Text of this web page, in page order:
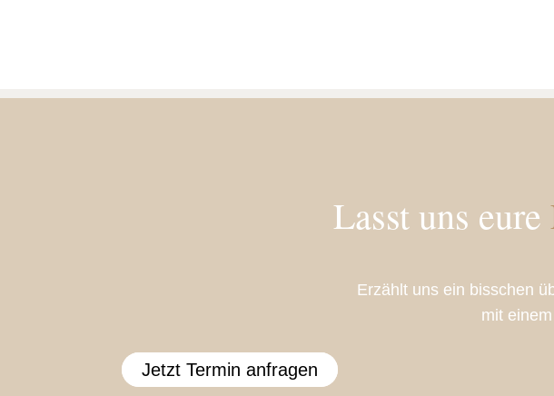
Lasst uns eure
Erzählt uns ein bisschen
mit
Jetzt Termin anfragen